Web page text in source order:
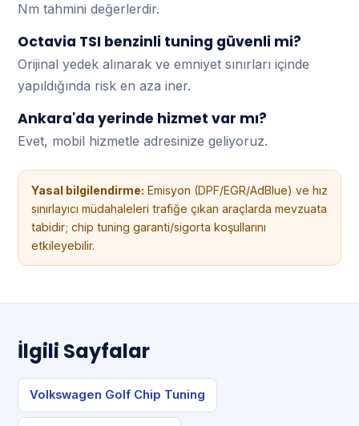
Nm tahmini değerlerdir.
Octavia TSI benzinli tuning güvenli mi?
Orijinal yedek alınarak ve emniyet sınırları içinde
yapıldığında risk en aza iner.
Ankara'da yerinde hizmet var mı?
Evet, mobil hizmetle adresinize geliyoruz.
Yasal bilgilendirme: Emisyon (DPF/EGR/AdBlue) ve hız
sınırlayıcı müdahaleleri trafiğe çıkan araçlarda mevzuata
tabidir; chip tuning garanti/sigorta koşullarını
etkileyebilir.
İlgili Sayfalar
Volkswagen Golf Chip Tuning